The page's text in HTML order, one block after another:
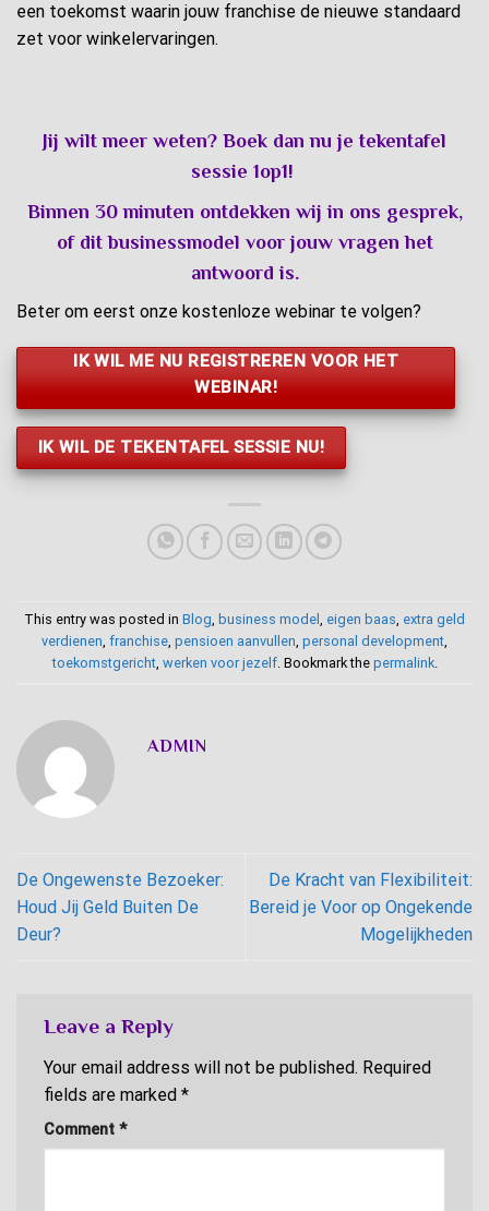
een toekomst waarin jouw franchise de nieuwe standaard
zet voor winkelervaringen.
Jij wilt meer weten? Boek dan nu je tekentafel
sessie 1op1!
Binnen 30 minuten ontdekken wij in ons gesprek,
of dit businessmodel voor jouw vragen het
antwoord is.
Beter om eerst onze kostenloze webinar te volgen?
IK WIL ME NU REGISTREREN VOOR HET
WEBINAR!
IK WIL DE TEKENTAFEL SESSIE NU!
This entry was posted in Blog business model eigen baas extra geld
verdienen franchise pensioen aanvullen personal development
toekomstgericht, werken voor jezelf. Bookmark the permalink.
ADMIN
De Ongewenste Bezoeker:
Houd Jij Geld Buiten De
Deur?
De Kracht van Flexibiliteit:
Bereid je Voor op Ongekende
Mogelijkheden
Leave a Reply
Your email address will not be published. Required
fields are marked *
Comment *